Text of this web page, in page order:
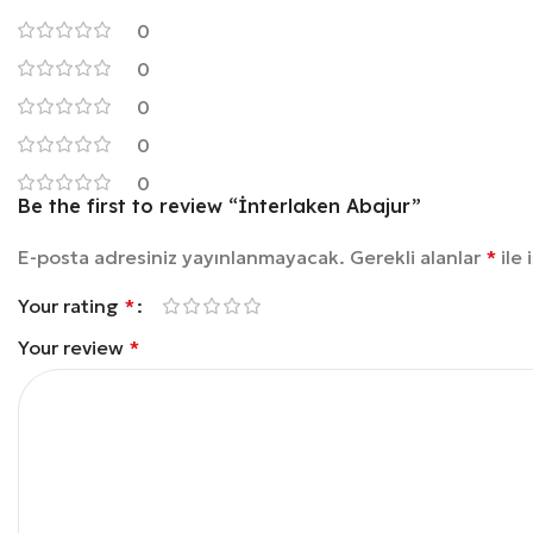
0
0
0
0
0
Be the first to review “İnterlaken Abajur”
E-posta adresiniz yayınlanmayacak. Gerekli alanlar * ile
Your rating *
Your review *